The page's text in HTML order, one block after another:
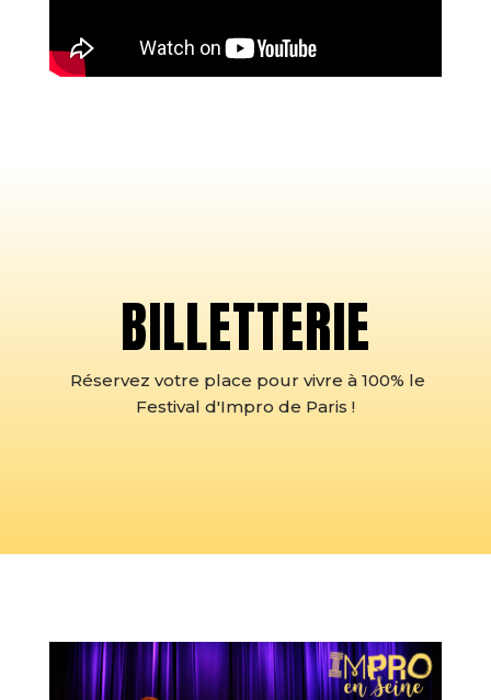
BILLETTERIE
Réservez votre place pour vivre à 100% le
Festival d'Impro de Paris !